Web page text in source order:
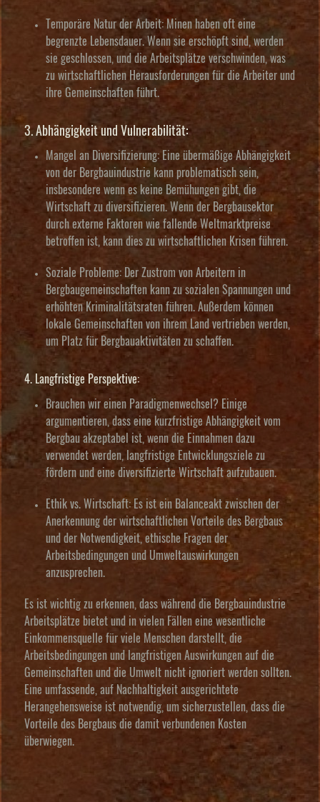
Temporäre Natur der Arbeit: Minen haben oft eine
begrenzte Lebensdauer. Wenn sie erschöpft sind, werden
sie geschlossen, und die Arbeitsplätze verschwinden, was
zu wirtschaftlichen Herausforderungen für die Arbeiter und
ihre Gemeinschaften führt.
3. Abhängigkeit und Vulnerabilität:
Mangel an Diversifizierung: Eine übermäßige Abhängigkeit
von der Bergbauindustrie kann problematisch sein,
insbesondere wenn es keine Bemühungen gibt, die
Wirtschaft zu diversifizieren. Wenn der Bergbausektor
durch externe Faktoren wie fallende Weltmarktpreise
betroffen ist, kann dies zu wirtschaftlichen Krisen führen.
Soziale Probleme: Der Zustrom von Arbeitern in
Bergbaugemeinschaften kann zu sozialen Spannungen und
erhöhten Kriminalitätsraten führen. Außerdem können
lokale Gemeinschaften von ihrem Land vertrieben werden,
um Platz für Bergbauaktivitäten zu schaffen.
4. Langfristige Perspektive:
Brauchen wir einen Paradigmenwechsel? Einige
argumentieren, dass eine kurzfristige Abhängigkeit vom
Bergbau akzeptabel ist, wenn die Einnahmen dazu
verwendet werden, langfristige Entwicklungsziele zu
fördern und eine diversifizierte Wirtschaft aufzubauen.
Ethik vs. Wirtschaft: Es ist ein Balanceakt zwischen der
Anerkennung der wirtschaftlichen Vorteile des Bergbaus
und der Notwendigkeit, ethische Fragen der
Arbeitsbedingungen und Umweltauswirkungen
anzusprechen.
Es ist wichtig zu erkennen, dass während die Bergbauindustrie
Arbeitsplätze bietet und in vielen Fällen eine wesentliche
Einkommensquelle für viele Menschen darstellt, die
Arbeitsbedingungen und langfristigen Auswirkungen auf die
Gemeinschaften und die Umwelt nicht ignoriert werden sollten.
Eine umfassende, auf Nachhaltigkeit ausgerichtete
Herangehensweise ist notwendig, um sicherzustellen, dass die
Vorteile des Bergbaus die damit verbundenen Kosten
überwiegen.